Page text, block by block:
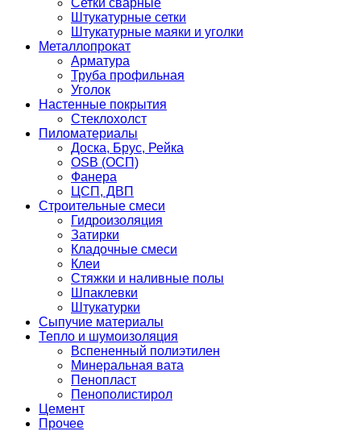
Штукатурные сетки
Штукатурные маяки и уголки
Металлопрокат
Арматура
Труба профильная
Уголок
Настенные покрытия
Стеклохолст
Пиломатериалы
Доска, Брус, Рейка
OSB (ОСП)
Фанера
ЦСП, ДВП
Строительные смеси
Гидроизоляция
Затирки
Кладочные смеси
Клеи
Стяжки и наливные полы
Шпаклевки
Штукатурки
Сыпучие материалы
Тепло и шумоизоляция
Вспененный полиэтилен
Минеральная вата
Пенопласт
Пенополистирол
Цемент
Прочее